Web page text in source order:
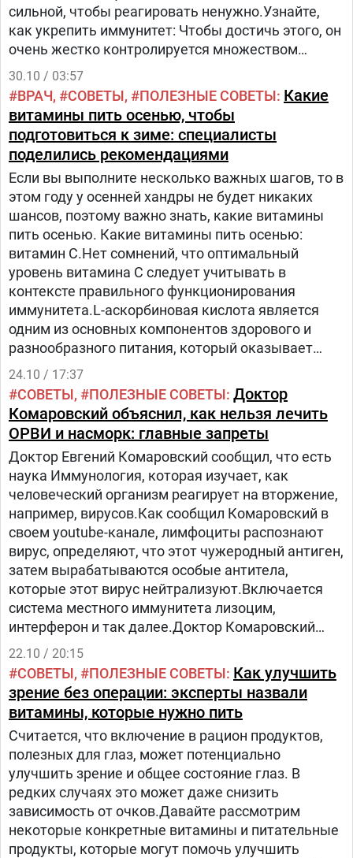
сильной, чтобы реагировать ненужно.Узнайте,
как укрепить иммунитет: Чтобы достичь этого, он
очень жестко контролируется множеством
входных сигналов и реагирует на то, что
происходит внутри вашего тела.Вот шесть научно
обоснованных способов создания и поддержания
сильной, здоровой иммунной системы:1. Будьте в
курсе рекомендуемых вакцин.
30.10 / 03:57
ВРАЧ СОВЕТЫ ПОЛЕЗНЫЕ СОВЕТЫ Какие
витамины пить осенью, чтобы
подготовиться к зиме: специалисты
поделились рекомендациями
Если вы выполните несколько важных шагов, то в
этом году у осенней хандры не будет никаких
шансов, поэтому важно знать, какие витамины
пить осенью. Какие витамины пить осенью:
витамин С.Нет сомнений, что оптимальный
уровень витамина С следует учитывать в
контексте правильного функционирования
иммунитета.L-аскорбиновая кислота является
одним из основных компонентов здорового и
разнообразного питания, который оказывает
ценное влияние на защиту клеток от
окислительного стресса и может быть полезна в
борьбе со свободными кислородными
радикалами.
24.10 / 17:37
СОВЕТЫ ПОЛЕЗНЫЕ СОВЕТЫ Доктор
Комаровский объяснил, как нельзя лечить
ОРВИ и насморк: главные запреты
Доктор Евгений Комаровский сообщил, что есть
наука Иммунология, которая изучает, как
человеческий организм реагирует на вторжение,
например, вирусов.Как сообщил Комаровский в
своем youtube-канале, лимфоциты распознают
вирус, определяют, что этот чужеродный антиген,
затем вырабатываются особые антитела,
которые этот вирус нейтрализуют.Включается
система местного иммунитета лизоцим,
интерферон и так далее.Доктор Комаровский
добавил, что вместо того, чтоб все это рассказать
детям, чтобы они понимали, как работает
местный иммунитет, как его укрепить и какие
должны быть сроки вирусной инфекции,
некоторые люди занимаются самолечением
используя народные методы. На второй-третий
день пик образование интерферона, на пятый
день образование антител, поэтому болезнь
закончится за пять-шесть дней, если вы
создадите правильные условия, добавил доктор
Комаровский.
22.10 / 20:15
СОВЕТЫ ПОЛЕЗНЫЕ СОВЕТЫ Как улучшить
зрение без операции: эксперты назвали
витамины, которые нужно пить
Считается, что включение в рацион продуктов,
полезных для глаз, может потенциально
улучшить зрение и общее состояние глаз. В
редких случаях это может даже снизить
зависимость от очков.Давайте рассмотрим
некоторые конкретные витамины и питательные
продукты, которые могут помочь улучшить